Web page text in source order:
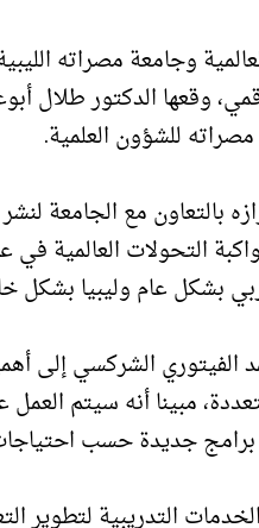
وجامعة مصراته
وقعها الدكتور طلال
للشؤون العلمية.
بالتعاون مع الجامعة
التحولات العالمية في
بشكل عام وليبيا بشكل
الفيتوري الشركسي إلى
مبينا أنه سيتم
برامج جديدة حسب
التدريبية لتطوير